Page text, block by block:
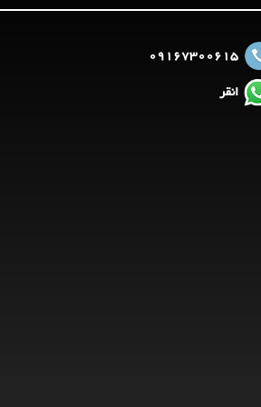
09167300615
انقر